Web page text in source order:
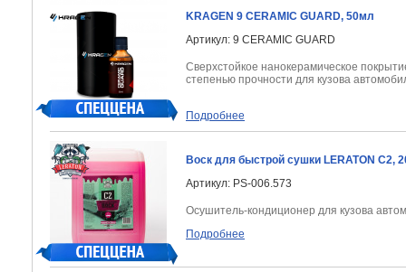
KRAGEN 9 CERAMIC GUARD, 50мл
Артикул: 9 CERAMIC GUARD
Сверхстойкое нанокерамическое
степенью прочности для кузова
Подробнее
Воск для быстрой сушки LERATON C2,
Артикул: PS-006.573
Осушитель-кондиционер для кузова
Подробнее